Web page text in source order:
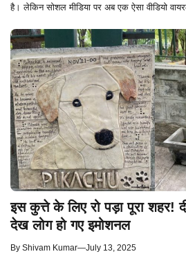
है। लेकिन सोशल मीडिया पर अब एक ऐसा वीडियो
इस कुत्ते के लिए रो पड़ा पूरा शहर!
देख लोग हो गए इमोशनल
By Shivam Kumar—July 13, 2025